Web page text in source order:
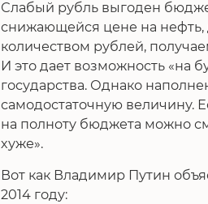
Слабый рубль выгоден
снижающейся цене на
количеством рублей,
И это дает возможность «на
государства. Однако
самодостаточную величину.
на полноту бюджета можно
хуже».
Вот как Владимир Путин
2014 году: